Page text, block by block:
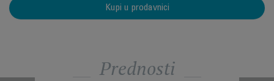
Kupi u prodavnici
Prednosti